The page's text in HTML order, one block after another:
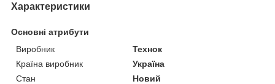
Характеристики
Основні атрибути
Виробник
Технок
Країна виробник
Україна
Стан
Новий